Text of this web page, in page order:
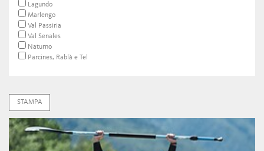
Lagundo
Marlengo
Val Passiria
Val Senales
Naturno
Parcines, Rablà e Tel
STAMPA